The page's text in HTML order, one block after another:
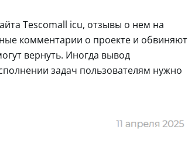
Tescomall icu, отзывы о нем на
комментарии о проекте и обвиняют
вернуть. Иногда вывод
задач пользователям нужно